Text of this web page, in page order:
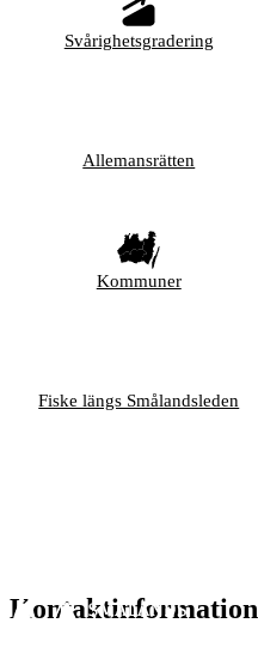
Svårighetsgradering
Allemansrätten
Kommuner
Fiske längs Smålandsleden
Kontaktinformation